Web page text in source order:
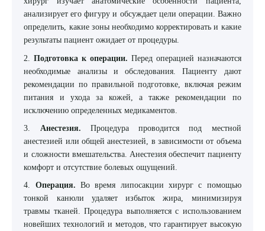
анализирует его фигуру и обсуждает цели операции. Важно
определить, какие зоны необходимо корректировать и какие
результаты пациент ожидает от процедуры.
2.
Подготовка к операции. Перед операцией назначаются
необходимые анализы и обследования. Пациенту дают
рекомендации по правильной подготовке, включая режим
питания и ухода за кожей, а также рекомендации по
исключению определенных медикаментов.
3. Анестезия. Процедура проводится под местной
анестезией или общей анестезией, в зависимости от объема
и сложности вмешательства. Анестезия обеспечит пациенту
комфорт и отсутствие болевых ощущений.
4. Операция. Во время липосакции хирург с помощью
тонкой канюли удаляет избыток жира, минимизируя
травмы тканей. Процедура выполняется с использованием
новейших технологий и методов, что гарантирует высокую